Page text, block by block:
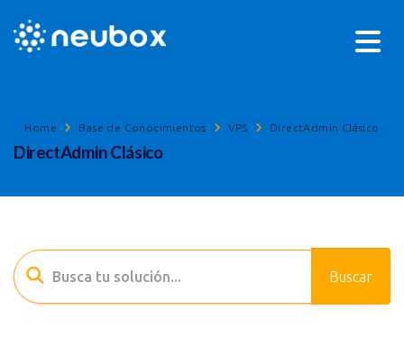
Home Base de Conocimientos VPS DirectAdmin Clásico
DirectAdmin Clásico